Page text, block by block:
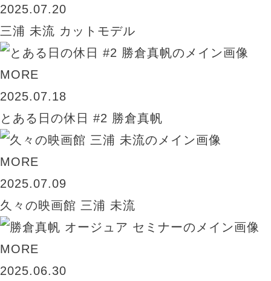
2025.07.20
三浦 未流 カットモデル
MORE
2025.07.18
とある日の休日 #2 勝倉真帆
MORE
2025.07.09
久々の映画館 三浦 未流
MORE
2025.06.30